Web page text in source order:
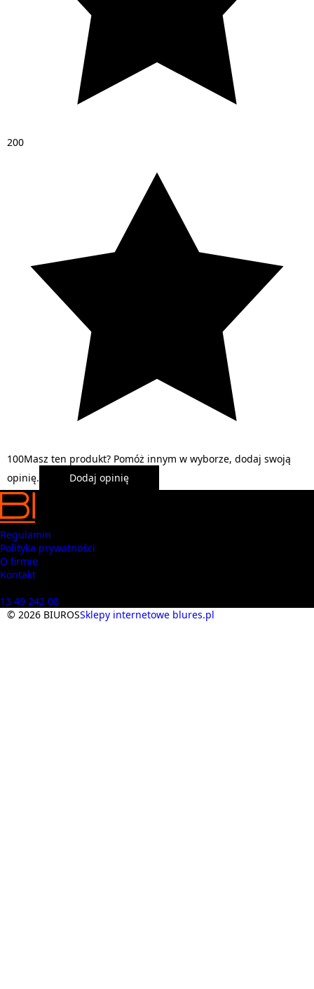
200
100Masz ten produkt? Pomóż innym w wyborze, dodaj swoją
opinię.
Dodaj opinię
Regulamin
Polityka prywatności
O firmie
Kontakt
13 49 242 08
© 2026 BIUROSSklepy internetowe blures.pl